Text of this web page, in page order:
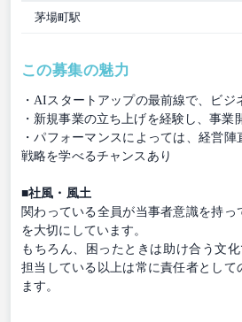
茅場町駅
この募集の魅力
・AIスタートアップの最前線で、ビジ
・新規事業の立ち上げを経験し、事業
・パフォーマンスによっては、経営
戦略を学べるチャンスあり
■社風・風土
関わっている全員が当事者意識を持っ
を大切にしています。
もちろん、困ったときは助け合う文
担当している以上は常に責任者として
ます。